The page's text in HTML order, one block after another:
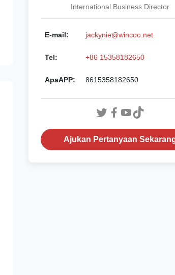
International Business Director
E-mail: jackynie@wincoo.net
Tel: +86 15358182650
ApaAPP: 8615358182650
Ajukan Pertanyaan